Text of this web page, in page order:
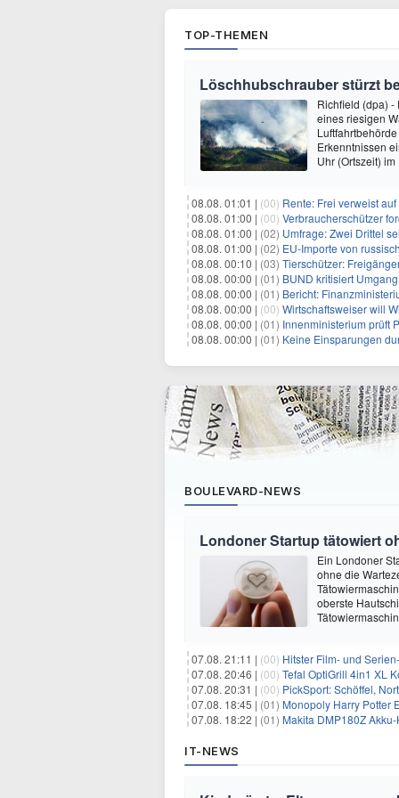
TOP-THEMEN
Löschhubschrauber stürzt
Richfield (dpa) -
eines riesigen
Erkenntnissen
Uhr (Ortszeit)
08.08. 01:01 | (00) Rente: Frei verweist
08.08. 01:00 | (00) Verbraucherschützer
08.08. 01:00 | (02) Umfrage: Zwei Drittel
08.08. 01:00 | (02) EU-Importe von
08.08. 00:10 | (03) Tierschützer:
08.08. 00:00 | (01) BUND kritisiert
08.08. 00:00 | (01) Bericht:
08.08. 00:00 | (00) Wirtschaftsweiser will
08.08. 00:00 | (01) Innenministerium prüft
08.08. 00:00 | (01) Keine Einsparungen
BOULEVARD-NEWS
Londoner Startup tätowiert
Ein Londoner
ohne die
oberste
07.08. 21:11 | (00) Hitster Film- und
07.08. 20:46 | (00) Tefal OptiGrill 4in1 XL
07.08. 20:31 | (00) PickSport: Schöffel,
07.08. 18:45 | (01) Monopoly Harry Potter
07.08. 18:22 | (01) Makita DMP180Z
IT-NEWS